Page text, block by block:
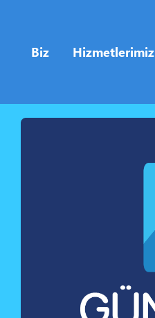
Biz Hizmetlerimiz